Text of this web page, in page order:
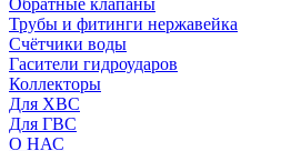
Обратные клапаны
Трубы и фитинги нержавейка
Счётчики воды
Гасители гидроударов
Коллекторы
Для ХВС
Для ГВС
О НАС